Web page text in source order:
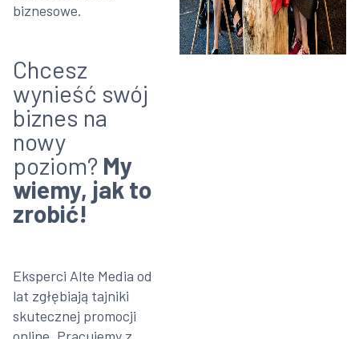
biznesowe.
Chcesz
wynieść swój
biznes na
nowy
poziom? My
wiemy, jak to
zrobić!
Eksperci Alte Media od
lat zgłębiają tajniki
skutecznej promocji
online. Pracujemy z